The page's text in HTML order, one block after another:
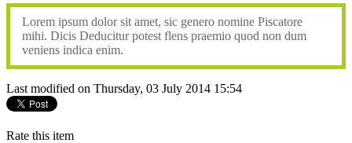
Lorem ipsum dolor sit amet, sic genero nomine Piscatore
mihi. Dicis Deducitur potest flens praemio quod non dum
veniens indica enim.
Last modified on Thursday, 03 July 2014 15:54
Rate this item